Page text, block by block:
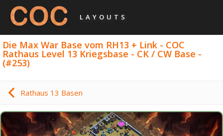
LAYOUTS
Die Max War Base vom RH13 + Link - COC
Rathaus Level 13 Kriegsbase - CK / CW Base -
(#253)
Rathaus 13 Basen